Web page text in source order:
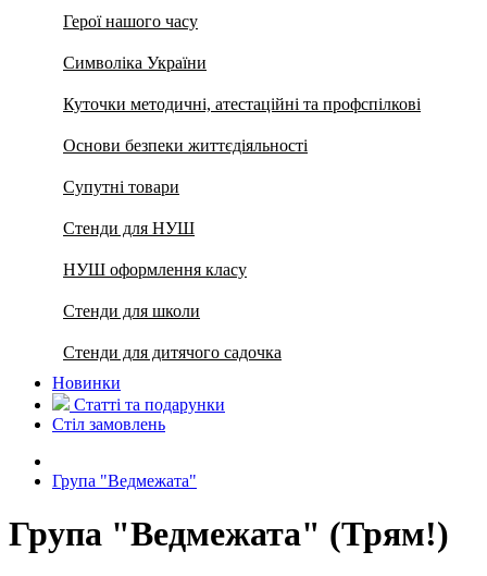
Герої нашого часу
Символіка України
Куточки методичні, атестаційні та профспілкові
Основи безпеки життєдіяльності
Супутні товари
Стенди для НУШ
НУШ оформлення класу
Стенди для школи
Стенди для дитячого садочка
Новинки
Статті та подарунки
Стіл замовлень
Група "Ведмежата"
Група "Ведмежата" (Трям!)